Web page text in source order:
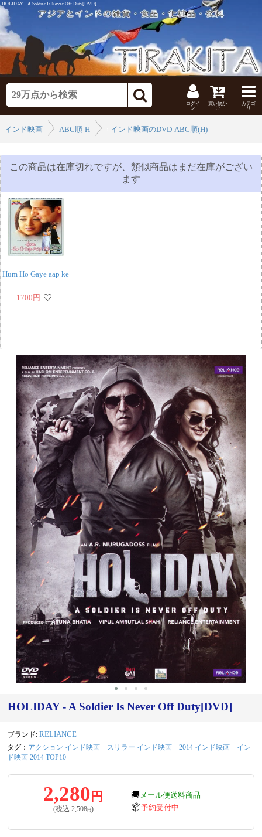
HOLIDAY - A Soldier Is Never Off Duty[DVD]
ログイ
ン
買い物か
ご
カテゴ
リ
インド映画
ABC順-H インド映画のDVD-ABC順(H)
この商品は在庫切れですが、類似商品はまだ在庫がござい
ます
Hum Ho Gaye aap ke
1700 円
HOLIDAY - A Soldier Is Never Off Duty[DVD]
ブランド: RELIANCE
タグ： アクション インド映画 スリラー インド映画 2014 インド映画
イン
ド映画 2014 TOP10
2,280 円
(税込 2,508円)
🚚 メール便送料商品
📦予約受付中